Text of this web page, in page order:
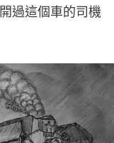
過這個車的司機